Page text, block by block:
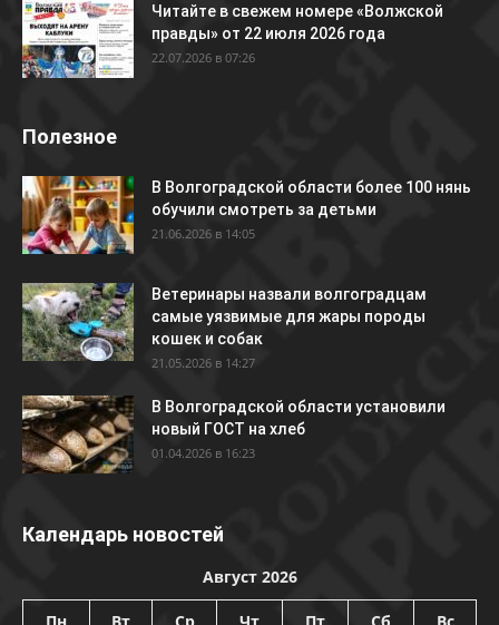
Читайте в свежем номере «Волжской
правды» от 22 июля 2026 года
22.07.2026 в 07:26
Полезное
В Волгоградской области более 100 нянь
обучили смотреть за детьми
21.06.2026 в 14:05
Ветеринары назвали волгоградцам
самые уязвимые для жары породы
кошек и собак
21.05.2026 в 14:27
В Волгоградской области установили
новый ГОСТ на хлеб
01.04.2026 в 16:23
Календарь новостей
Август 2026
Пн Вт Ср Чт Пт Сб Вс